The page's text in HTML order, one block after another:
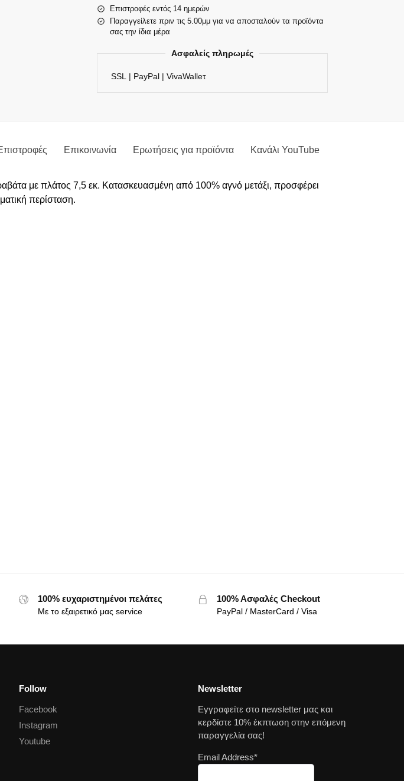
Επιστροφές εντός 14 ημερών
Παραγγείλετε πριν τις 5.00μμ για να αποσταλούν τα προϊόντα
σας την ίδια μέρα
Ασφαλείς πληρωμές
SSL | PayPal | VivaWalleτ
Επικοινωνία Ερωτήσεις για προϊόντα Κανάλι YouTube
με πλάτος 7,5 εκ. Κατασκευασμένη από 100% αγνό μετάξι, προσφέρει
περίσταση.
100% ευχαριστημένοι πελάτες
Με το εξαιρετικό μας service
100% Ασφαλές Checkout
PayPal / MasterCard / Visa
Follow
Facebook
Instagram
Youtube
Newsletter
Εγγραφείτε στο newsletter μας και
κερδίστε 10% έκπτωση στην επόμενη
παραγγελία σας!
Email Address*